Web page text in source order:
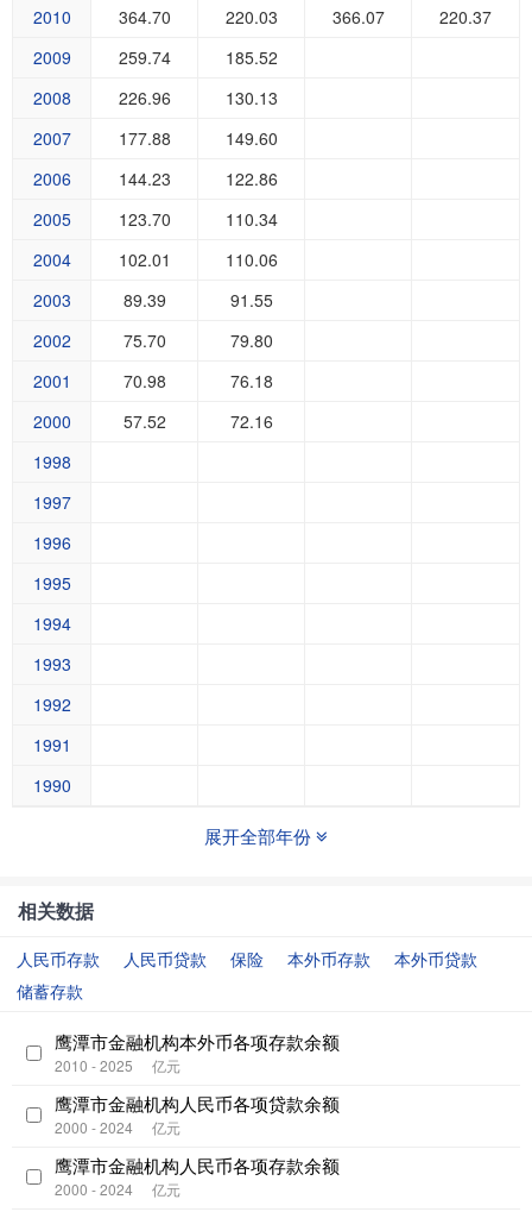
2010
364.70 220.03 366.07
220.37
2009
259.74
185.52
2008
226.96
130.13
2007
177.88
149.60
2006
144.23
122.86
2005
123.70
110.34
2004
102.01
110.06
2003
89.39
91.55
2002
75.70
79.80
2001
70.98
76.18
2000
57.52
72.16
1998
1997
1996
1995
1994
1993
1992
1991
1990
展开全部年份
相关数据
人民币存款 人民币贷款 保险 本外币存款
本外币贷款
储蓄存款
鹰潭市金融机构本外币各项存款余额
2010 - 2025 亿元
鹰潭市金融机构人民币各项贷款余额
2000 - 2024 亿元
鹰潭市金融机构人民币各项存款余额
2000 - 2024 亿元